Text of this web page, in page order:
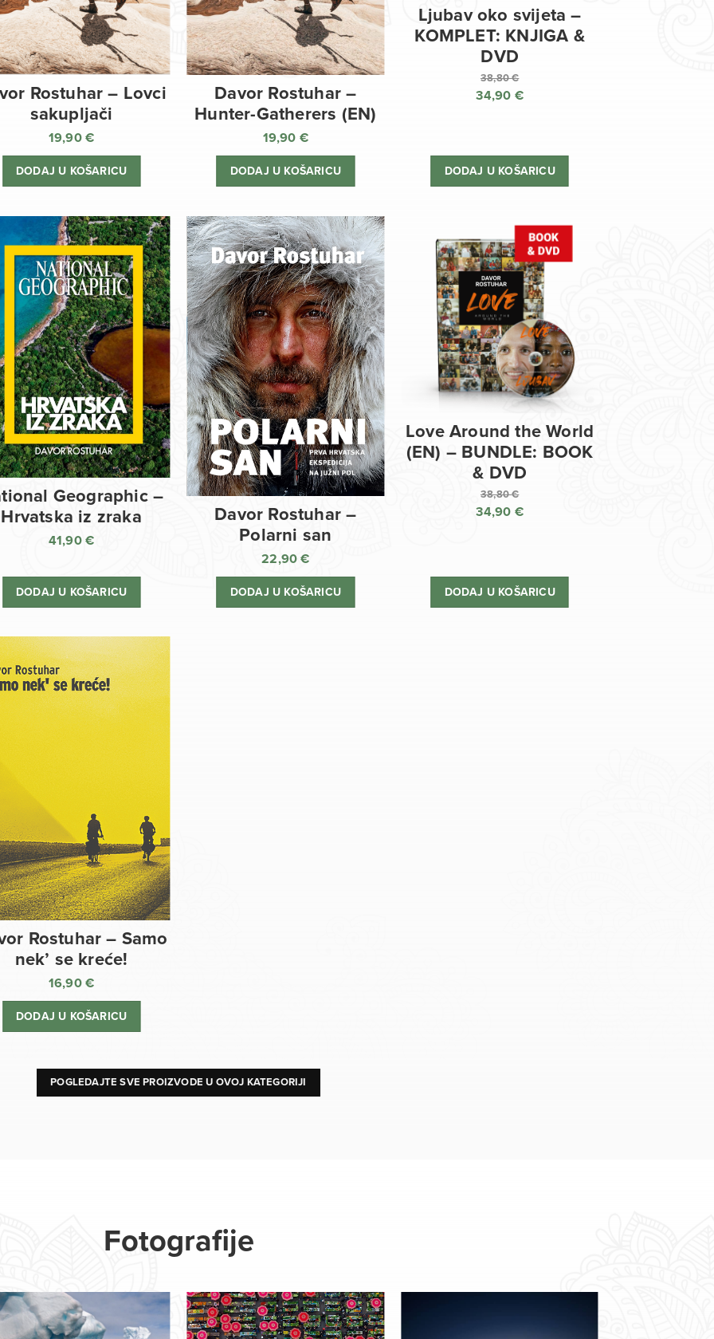
Rostuhar – Lovci
sakupljači
19,90€
DODAJ U KOŠARICU
Davor Rostuhar –
Hunter-Gatherers (EN)
19,90 €
DODAJ U KOŠARICU
Ljubav oko svijeta –
KOMPLET: KNJIGA &
DVD
38,80€
Izvorna
je:
38,80 €.
34,90 €
je:
34,90 €.
DODAJ U KOŠARICU
Geographic –
Hrvatska iz zraka
41,90€
DODAJ U KOŠARICU
Davor Rostuhar –
Polarni san
22,90€
DODAJ U KOŠARICU
Love Around the World
(EN) – BUNDLE: BOOK
& DVD
38,80€
Izvorna
je:
38,80 €.
34,90 €
je:
34,90 €.
DODAJ U KOŠARICU
Rostuhar – Samo
nek’ se kreće!
16,90€
DODAJ U KOŠARICU
POGLEDAJTE SVE PROIZVODE U OVOJ KATEGORIJI
Fotografije